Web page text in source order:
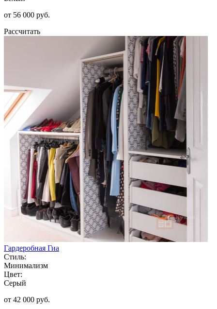
от 56 000 руб.
Рассчитать
Гардеробная Гиа
Стиль:
Минимализм
Цвет:
Серый
от 42 000 руб.